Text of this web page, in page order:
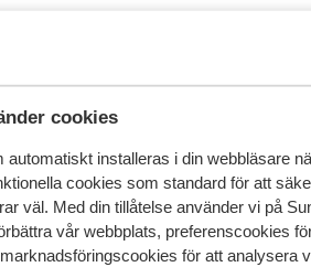
cookies
installeras i din webbläsare
cookies som standard för att
väl. Med din tillåtelse använder vi på
vår webbplats, preferenscookies
för att analysera